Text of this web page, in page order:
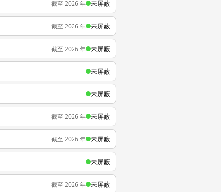
截至 2026 年 未屏蔽
截至 2026 年 未屏蔽
截至 2026 年 未屏蔽
未屏蔽
未屏蔽
截至 2026 年 未屏蔽
截至 2026 年 未屏蔽
未屏蔽
截至 2026 年 未屏蔽